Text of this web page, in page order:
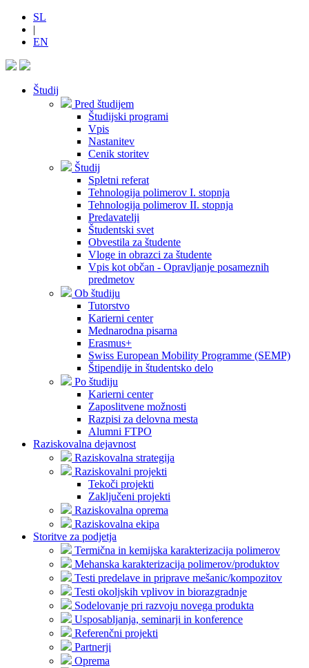
SL
|
EN
Študij
Pred študijem
Študijski programi
Vpis
Nastanitev
Cenik storitev
Študij
Spletni referat
Tehnologija polimerov I. stopnja
Tehnologija polimerov II. stopnja
Predavatelji
Študentski svet
Obvestila za študente
Vloge in obrazci za študente
Vpis kot občan - Opravljanje posameznih
predmetov
Ob študiju
Tutorstvo
Karierni center
Mednarodna pisarna
Erasmus+
Swiss European Mobility Programme (SEMP)
Štipendije in študentsko delo
Po študiju
Karierni center
Zaposlitvene možnosti
Razpisi za delovna mesta
Alumni FTPO
Raziskovalna dejavnost
Raziskovalna strategija
Raziskovalni projekti
Tekoči projekti
Zaključeni projekti
Raziskovalna oprema
Raziskovalna ekipa
Storitve za podjetja
Termična in kemijska karakterizacija polimerov
Mehanska karakterizacija polimerov/produktov
Testi predelave in priprave mešanic/kompozitov
Testi okoljskih vplivov in biorazgradnje
Sodelovanje pri razvoju novega produkta
Usposabljanja, seminarji in konference
Referenčni projekti
Partnerji
Oprema